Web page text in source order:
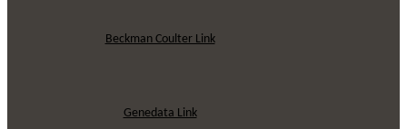
Beckman Coulter Link
Genedata Link